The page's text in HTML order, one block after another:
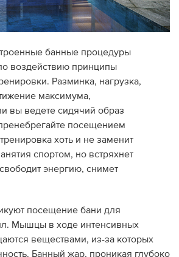
банные процедуры
воздействию принципы
Разминка, нагрузка,
максимума,
вы ведете сидячий образ
посещением
хоть и не заменит
спортом, но встряхнет
энергию, снимет
посещение бани для
Мышцы в ходе интенсивных
веществами, из-за которых
Банный жар, проникая глубоко